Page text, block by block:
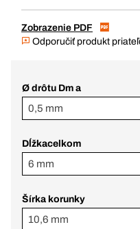
Zobrazenie PDF
Odporučiť produkt
Ø drôtu Dm a
0,5 mm
Dĺžkacelkom
6 mm
Šírka korunky
10,6 mm